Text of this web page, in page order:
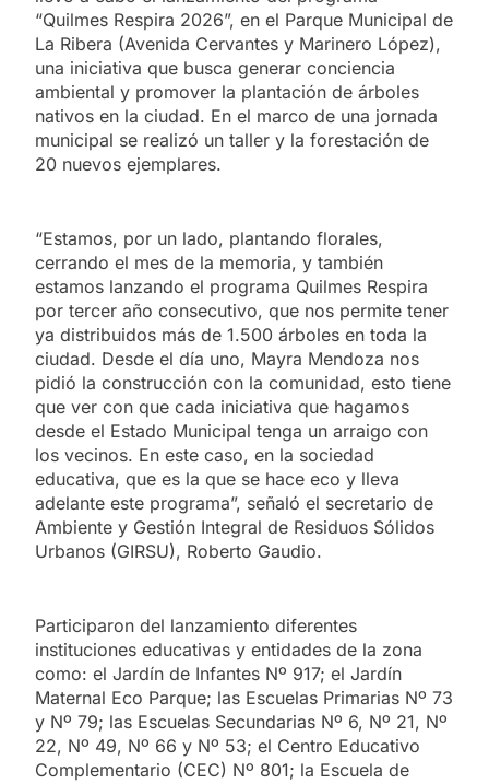
“Quilmes Respira 2026”, en el Parque Municipal de
La Ribera (Avenida Cervantes y Marinero López),
una iniciativa que busca generar conciencia
ambiental y promover la plantación de árboles
nativos en la ciudad. En el marco de una jornada
municipal se realizó un taller y la forestación de
20 nuevos ejemplares.
“Estamos, por un lado, plantando florales,
cerrando el mes de la memoria, y también
estamos lanzando el programa Quilmes Respira
por tercer año consecutivo, que nos permite tener
ya distribuidos más de 1.500 árboles en toda la
ciudad. Desde el día uno, Mayra Mendoza nos
pidió la construcción con la comunidad, esto tiene
que ver con que cada iniciativa que hagamos
desde el Estado Municipal tenga un arraigo con
los vecinos. En este caso, en la sociedad
educativa, que es la que se hace eco y lleva
adelante este programa”, señaló el secretario de
Ambiente y Gestión Integral de Residuos Sólidos
Urbanos (GIRSU), Roberto Gaudio.
Participaron del lanzamiento diferentes
instituciones educativas y entidades de la zona
como: el Jardín de Infantes Nº 917; el Jardín
Maternal Eco Parque; las Escuelas Primarias Nº 73
y Nº 79; las Escuelas Secundarias Nº 6, Nº 21, Nº
22, Nº 49, Nº 66 y Nº 53; el Centro Educativo
Complementario (CEC) Nº 801; la Escuela de